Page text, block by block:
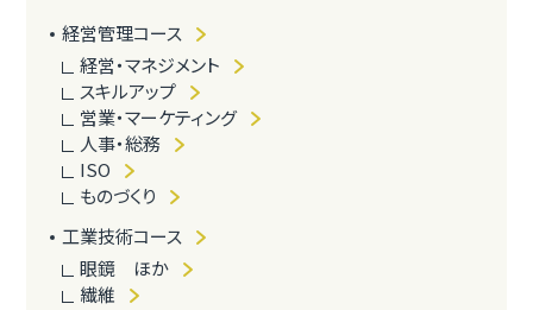
経営管理コース
経営・マネジメント
スキルアップ
営業・マーケティング
人事・総務
ISO
ものづくり
工業技術コース
眼鏡 ほか
繊維